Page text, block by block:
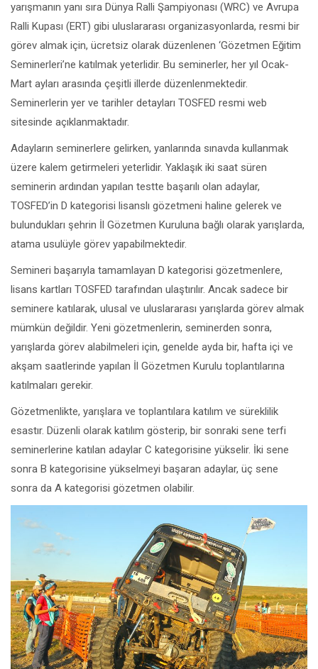
yarışmanın yanı sıra Dünya Ralli Şampiyonası (WRC) ve Avrupa
Ralli Kupası (ERT) gibi uluslararası organizasyonlarda, resmi bir
görev almak için, ücretsiz olarak düzenlenen ‘Gözetmen Eğitim
Seminerleri’ne katılmak yeterlidir. Bu seminerler, her yıl Ocak-
Mart ayları arasında çeşitli illerde düzenlenmektedir.
Seminerlerin yer ve tarihler detayları TOSFED resmi web
sitesinde açıklanmaktadır.
Adayların seminerlere gelirken, yanlarında sınavda kullanmak
üzere kalem getirmeleri yeterlidir. Yaklaşık iki saat süren
seminerin ardından yapılan testte başarılı olan adaylar,
TOSFED’in D kategorisi lisanslı gözetmeni haline gelerek ve
bulundukları şehrin İl Gözetmen Kuruluna bağlı olarak yarışlarda,
atama usulüyle görev yapabilmektedir.
Semineri başarıyla tamamlayan D kategorisi gözetmenlere,
lisans kartları TOSFED tarafından ulaştırılır. Ancak sadece bir
seminere katılarak, ulusal ve uluslararası yarışlarda görev almak
mümkün değildir. Yeni gözetmenlerin, seminerden sonra,
yarışlarda görev alabilmeleri için, genelde ayda bir, hafta içi ve
akşam saatlerinde yapılan İl Gözetmen Kurulu toplantılarına
katılmaları gerekir.
Gözetmenlikte, yarışlara ve toplantılara katılım ve süreklilik
esastır. Düzenli olarak katılım gösterip, bir sonraki sene terfi
seminerlerine katılan adaylar C kategorisine yükselir. İki sene
sonra B kategorisine yükselmeyi başaran adaylar, üç sene
sonra da A kategorisi gözetmen olabilir.